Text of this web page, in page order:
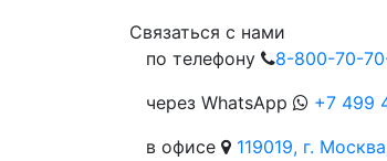
Cвязаться с нами
по телефону
8-800-70-
через WhatsApp
+7 499
в офисе
119019, г.